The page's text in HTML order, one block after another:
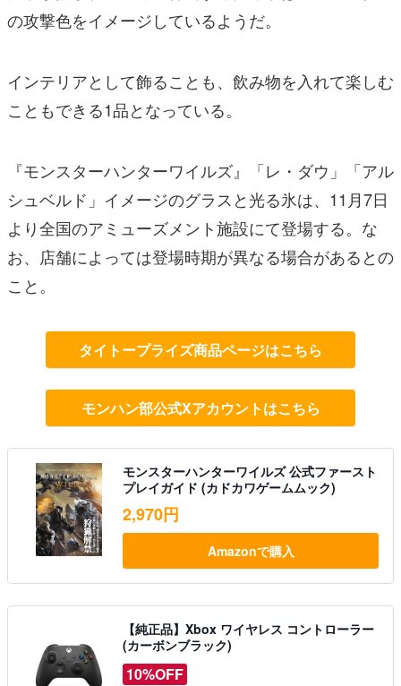
の攻撃色をイメージしているようだ。
インテリアとして飾ることも、飲み物を入れて楽しむ
こともできる1品となっている。
『モンスターハンターワイルズ』「レ・ダウ」「アル
シュベルド」イメージのグラスと光る氷は、11月7日
より全国のアミューズメント施設にて登場する。な
お、店舗によっては登場時期が異なる場合があるとの
こと。
タイトープライズ商品ページはこちら
モンハン部公式Xアカウントはこちら
モンスターハンターワイルズ 公式ファースト
プレイガイド (カドカワゲームムック)
2,970円
Amazonで購入
【純正品】Xbox ワイヤレス コントローラー
(カーボンブラック)
10%OFF